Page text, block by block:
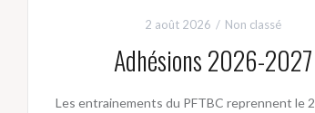
2 août 2026 Non classé
Adhésions 2026-2027
Les entrainements du PFTBC reprennent le 2